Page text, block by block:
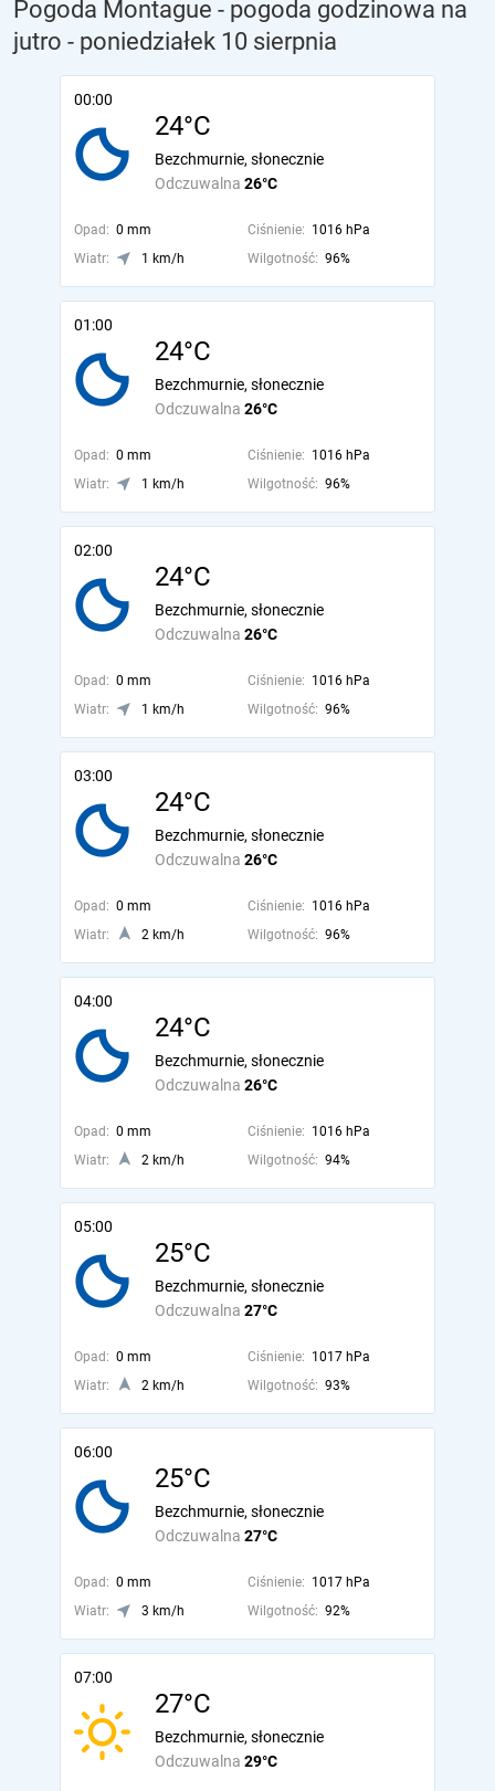
Pogoda Montague - pogoda godzinowa na
jutro - poniedziałek 10 sierpnia
00:00
24°C
Odczuwalna 26°C
Bezchmurnie, słonecznie
Opad: 0 mm Ciśnienie: 1016 hPa
Wiatr:
1 km/h Wilgotność: 96%
01:00
24°C
Odczuwalna 26°C
Bezchmurnie, słonecznie
Opad: 0 mm Ciśnienie: 1016 hPa
Wiatr:
1 km/h Wilgotność: 96%
02:00
24°C
Odczuwalna 26°C
Bezchmurnie, słonecznie
Opad: 0 mm Ciśnienie: 1016 hPa
Wiatr:
1 km/h Wilgotność: 96%
03:00
24°C
Odczuwalna 26°C
Bezchmurnie, słonecznie
Opad: 0 mm Ciśnienie: 1016 hPa
Wiatr:
2 km/h Wilgotność: 96%
04:00
24°C
Odczuwalna 26°C
Bezchmurnie, słonecznie
Opad: 0 mm Ciśnienie: 1016 hPa
Wiatr:
2 km/h Wilgotność: 94%
05:00
25°C
Odczuwalna 27°C
Bezchmurnie, słonecznie
Opad: 0 mm Ciśnienie: 1017 hPa
Wiatr:
2 km/h Wilgotność: 93%
06:00
25°C
Odczuwalna 27°C
Bezchmurnie, słonecznie
Opad: 0 mm Ciśnienie: 1017 hPa
Wiatr:
3 km/h Wilgotność: 92%
07:00
27°C
Odczuwalna 29°C
Bezchmurnie, słonecznie